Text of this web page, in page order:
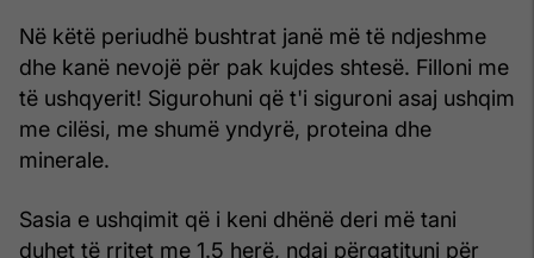
Në këtë periudhë bushtrat janë më të ndjeshme
dhe kanë nevojë për pak kujdes shtesë. Filloni me
të ushqyerit! Sigurohuni që t'i siguroni asaj ushqim
me cilësi, me shumë yndyrë, proteina dhe
minerale.
Sasia e ushqimit që i keni dhënë deri më tani
duhet të rritet me 1.5 herë, ndaj përgatituni për